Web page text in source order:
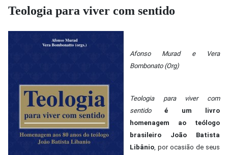
Teologia para viver com sentido
Afonso Murad e Vera
Bombonato (Org)
Teologia para viver com
sentidoé um livro
homenagem ao teólogo
brasileiro João Batista
Libânio, por ocasião de seus